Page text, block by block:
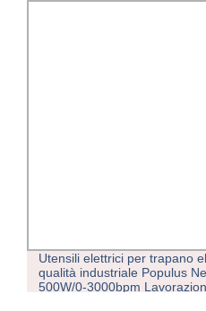
per trapano elettrici di
Populus New Arrival
Lavorazione elettrica